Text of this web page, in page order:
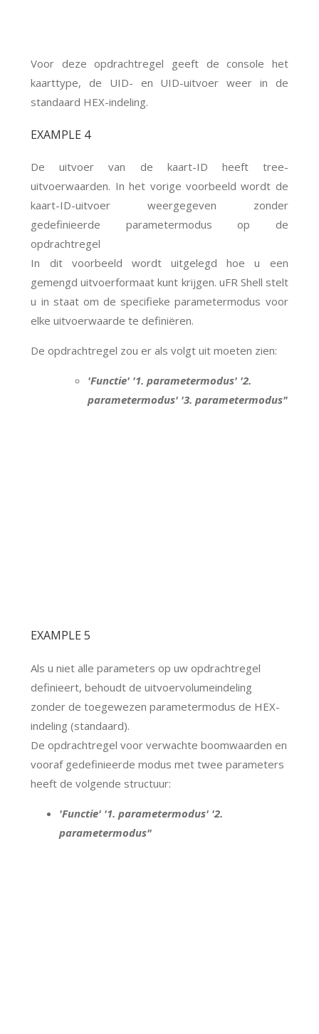
Voor deze opdrachtregel geeft de console het
kaarttype, de UID- en UID-uitvoer weer in de
standaard HEX-indeling.
EXAMPLE 4
De uitvoer van de kaart-ID heeft tree-
uitvoerwaarden. In het vorige voorbeeld wordt de
kaart-ID-uitvoer weergegeven zonder
gedefinieerde parametermodus op de
opdrachtregel
In dit voorbeeld wordt uitgelegd hoe u een
gemengd uitvoerformaat kunt krijgen. uFR Shell stelt
u in staat om de specifieke parametermodus voor
elke uitvoerwaarde te definiëren.
De opdrachtregel zou er als volgt uit moeten zien:
'Functie' '1. parametermodus' '2.
parametermodus' '3. parametermodus"
EXAMPLE 5
Als u niet alle parameters op uw opdrachtregel
definieert, behoudt de uitvoervolumeindeling
zonder de toegewezen parametermodus de HEX-
indeling (standaard).
De opdrachtregel voor verwachte boomwaarden en
vooraf gedefinieerde modus met twee parameters
heeft de volgende structuur:
'Functie' '1. parametermodus' '2.
parametermodus"